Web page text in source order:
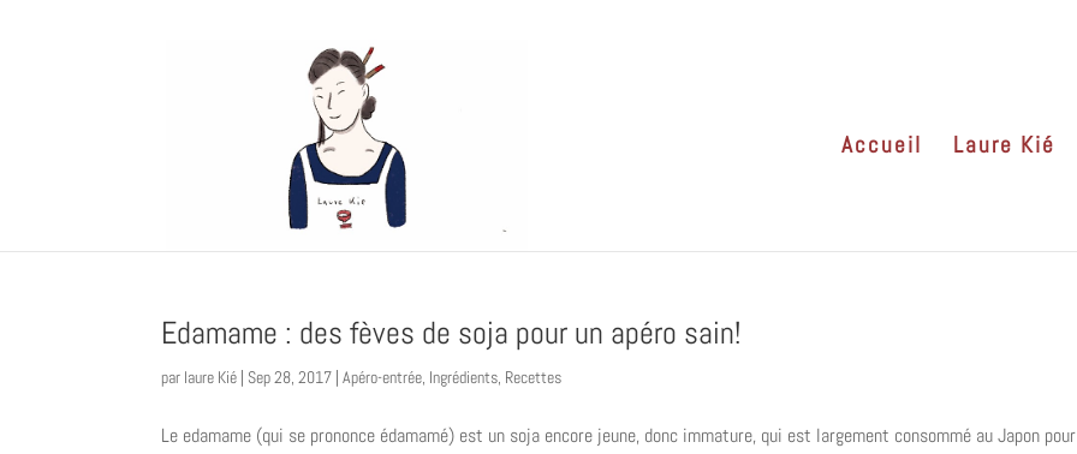
Accueil Laure Kié
Edamame : des fèves de soja pour un apéro sain!
par laure Kié | Sep 28, 2017 |Apéro-entrée, Ingrédients, Recettes
Le edamame (qui se prononce édamamé) est un soja encore jeune, donc immature, qui est largement consommé au Japon pour